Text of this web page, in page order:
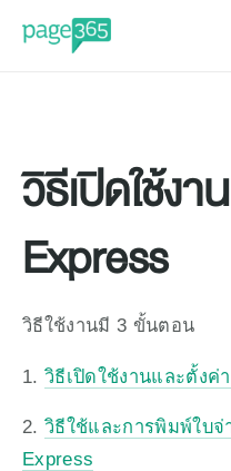
วิธีเปิดใช้ง
Express
วิธีใช้งานมี 3 ขั้นตอน
1. วิธีเปิดใช้งานและตั้งค่
2. วิธีใช้และการพิมพ์ใบจ่
Express